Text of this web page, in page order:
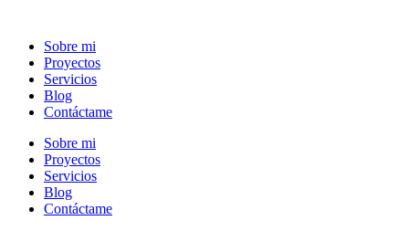
contenidoSobre mi
Proyectos
Servicios
Blog
Contáctame
Sobre mi
Proyectos
Servicios
Blog
Contáctame